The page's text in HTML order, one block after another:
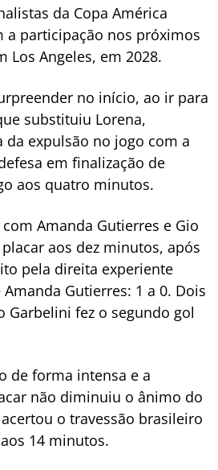
da Copa América
a participação nos próximos
Los Angeles, em 2028.
no início, ao ir para
substituiu Lorena,
da expulsão no jogo com a
em finalização de
aos quatro minutos.
Amanda Gutierres e Gio
aos dez minutos, após
pela direita experiente
Gutierres: 1 a 0. Dois
Garbelini fez o segundo gol
de forma intensa e a
não diminuiu o ânimo do
o travessão brasileiro
14 minutos.